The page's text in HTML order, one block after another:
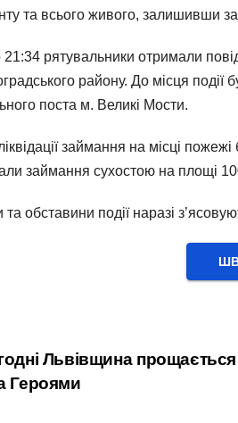
та всього живого, залишивши
21:34 рятувальники отримали
району. До місця
поста м. Великі Мости.
займання на місці
займання сухостою на площі
та обставини події наразі
Львівщина прощається
Героями